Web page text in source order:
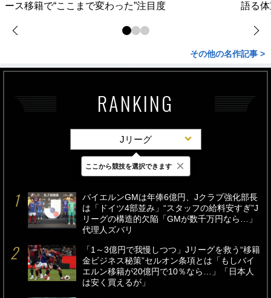
ース移籍で“ここまで変わった”注目度
語る
その他の名作記事 >
RANKING
Jリーグ
最新 24時間 週間
バイエルンGMは年俸6億円、Jクラブ強化部長
は「ドイツ4部並み」“スタッフの給料安すぎ”J
リーグの構造的欠陥「GMが数千万円なら…」
代理人ズバリ
「1～3億円で我慢しつつ」Jリーグを救う“移籍
金ビジネス秘策”セルオン条項とは「もしバイ
エルン移籍が20億円で10％なら…」「日本人
は安く買えるが」
ここから競技を選択できます ×